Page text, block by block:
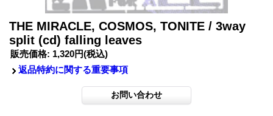
THE MIRACLE, COSMOS, TONITE / 3way
split (cd) falling leaves
販売価格: 1,320円(税込)
返品特約に関する重要事項